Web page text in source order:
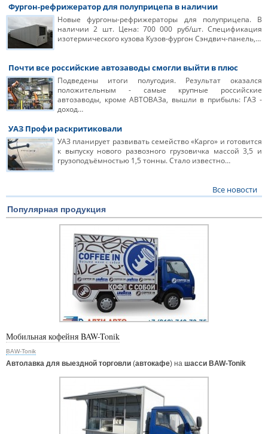
Фургон-рефрижератор для полуприцепа в наличии
Новые фургоны-рефрижераторы для полуприцепа. В
наличии 2 шт. Цена: 700 000 руб/шт. Спецификация
изотермического кузова Кузов-фургон Сэндвич-панель,…
Почти все российские автозаводы смогли выйти в плюс
Подведены итоги полугодия. Результат оказался
положительным - самые крупные российские
автозаводы, кроме АВТОВАЗа, вышли в прибыль: ГАЗ -
доход…
УАЗ Профи раскритиковали
УАЗ планирует развивать семейство «Карго» и готовится
к выпуску нового развозного грузовичка массой 3,5 и
грузоподъёмностью 1,5 тонны. Стало известно…
Все новости
Популярная продукция
Мобильная кофейня BAW-Tonik
BAW-Tonik
Автолавка для выездной торговли (автокафе) на шасси BAW-Tonik